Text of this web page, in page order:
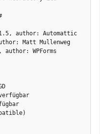
author: Automattic
Matt Mullenweg
WPForms